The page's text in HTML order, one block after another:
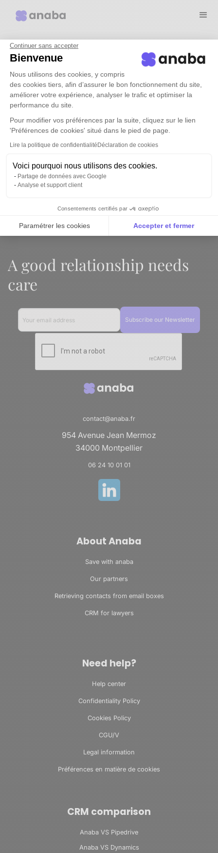
Continuer sans accepter
Bienvenue
Nous utilisons des cookies, y compris
des cookies tiers, afin d’assurer le bon fonctionnement du site,
améliorer votre expérience, analyser le trafic et optimiser la
performance du site.
Pour modifier vos préférences par la suite, cliquez sur le lien
'Préférences de cookies' situé dans le pied de page.
Lire la politique de confidentialité Déclaration de cookies
Voici pourquoi nous utilisons des cookies.
Partage de données avec Google
Analyse et support client
Consentements certifiés par
Paramétrer les cookies Accepter et fermer
Notre plateforme vous permet d'adapter et de gérer
Use cases
Rates
resources
Book a demo
Connection
A good relationship needs
care
contact@anaba.fr
954 Avenue Jean Mermoz
34000 Montpellier
06 24 10 01 01
About Anaba
Save with anaba
Our partners
Retrieving contacts from email boxes
CRM for lawyers
Need help?
Help center
Confidentiality Policy
Cookies Policy
CGU/V
Legal information
Préférences en matière de cookies
CRM comparison
Anaba VS Pipedrive
Anaba VS Dynamics